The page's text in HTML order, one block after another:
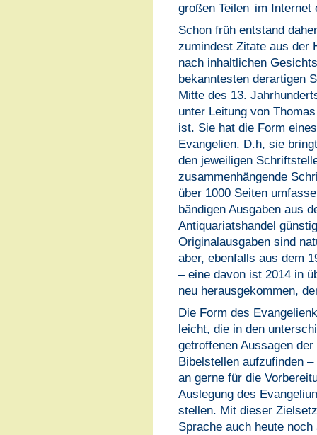
großen Teilen im Internet
Schon früh entstand
zumindest Zitate aus der
nach inhaltlichen
bekanntesten derartigen
Mitte des 13.
unter Leitung von
ist. Sie hat die Form
Evangelien. D.h, sie
den jeweiligen
zusammenhängende
über 1000 Seiten
bändigen Ausgaben aus
Antiquariatshandel
Originalausgaben sind
aber, ebenfalls aus dem
– eine davon ist 2014 in
neu herausgekommen,
Die Form des
leicht, die in den
getroffenen Aussagen
Bibelstellen aufzufinden
an gerne für die
Auslegung des
stellen. Mit dieser
Sprache auch heute